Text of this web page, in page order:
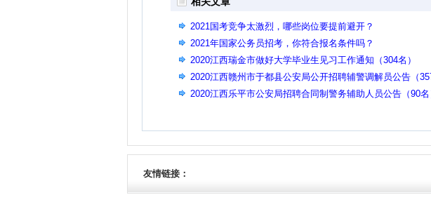
2021国考竞争太激烈，哪些岗位要提前避开？
2021年国家公务员招考，你符合报名条件吗？
2020江西瑞金市做好大学毕业生见习工作通知（304名）
2020江西赣州市于都县公安局公开招聘辅警调解员公告（
名）
2020江西乐平市公安局招聘合同制警务辅助人员公告（90名
友情链接：